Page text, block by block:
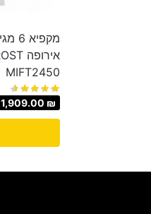
MIFT2450
1,909.00 ₪